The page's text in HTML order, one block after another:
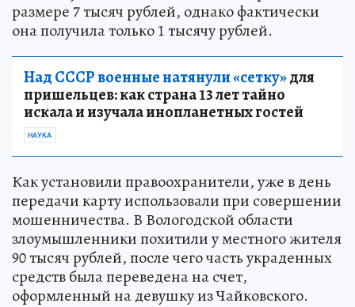
размере 7 тысяч рублей, однако фактически
она получила только 1 тысячу рублей.
Над СССР военные натянули «сетку»для
пришельцев: как страна 13 лет тайно
искала и изучала инопланетных гостей
НАУКА
Как установили правоохранители, уже в день
передачи карту использовали при совершении
мошенничества. В Вологодской области
злоумышленники похитили у местного жителя
90 тысяч рублей, после чего часть украденных
средств была переведена на счет,
оформленный на девушку из Чайковского.